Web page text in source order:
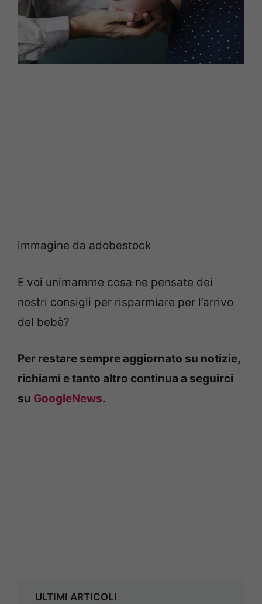
immagine da adobestock
E voi unimamme cosa ne pensate dei
nostri consigli per risparmiare per l’arrivo
del bebè?
Per restare sempre aggiornato su notizie,
richiami e tanto altro continua a seguirci
su GoogleNews.
ULTIMI ARTICOLI